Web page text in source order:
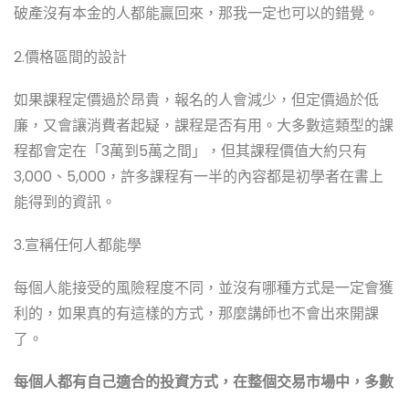
破產沒有本金的人都能贏回來，那我一定也可以的錯覺。
2.價格區間的設計
如果課程定價過於昂貴，報名的人會減少，但定價過於低
廉，又會讓消費者起疑，課程是否有用。大多數這類型的課
程都會定在「3萬到5萬之間」，但其課程價值大約只有
3,000、5,000，許多課程有一半的內容都是初學者在書上
能得到的資訊。
3.宣稱任何人都能學
每個人能接受的風險程度不同，並沒有哪種方式是一定會獲
利的，如果真的有這樣的方式，那麼講師也不會出來開課
了。
每個人都有自己適合的投資方式，在整個交易市場中，多數